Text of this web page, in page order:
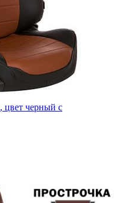
цвет черный с